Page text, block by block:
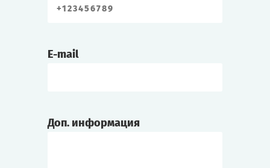
E-mail
Доп. информация